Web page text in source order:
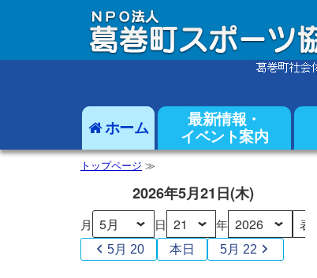
ホーム
最新情報・
イベント案内
トップページ ≫
2026年5月21日(木)
月 日 年
5月 20 本日 5月 22